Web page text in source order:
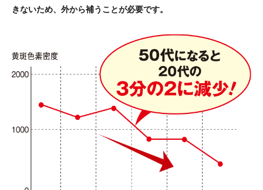
きないため、外から補うことが必要です。